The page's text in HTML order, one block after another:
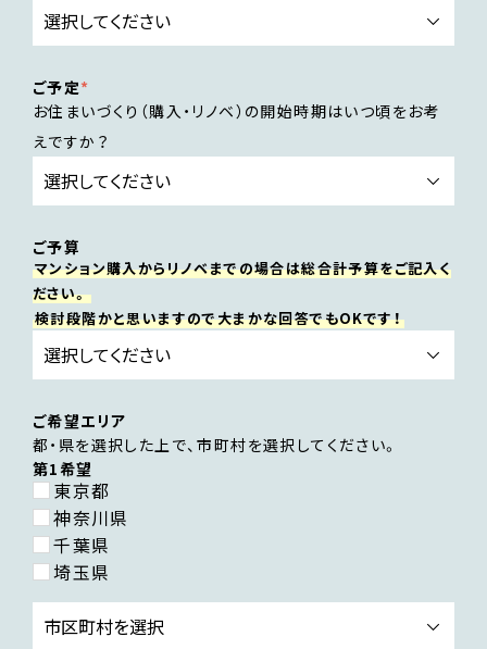
ご予定
お住まいづくり（購入・リノベ）の開始時期はいつ頃をお考
えですか？
ご予算
マンション購入からリノベまでの場合は総合計予算をご記入く
ださい。
検討段階かと思いますので大まかな回答でもOKです！
ご希望エリア
都・県を選択した上で、市町村を選択してください。
第1希望
東京都
神奈川県
千葉県
埼玉県